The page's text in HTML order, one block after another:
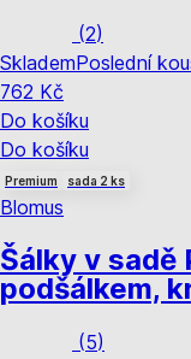
(2)
SklademPoslední
762 Kč
Do košíku
Do košíku
Premium sada 2 ks
Blomus
Šálky v sadě
podšálkem,
(5)